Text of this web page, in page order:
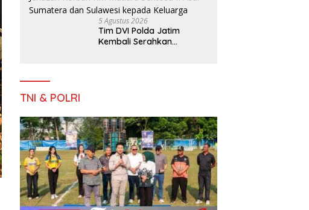
5 Agustus 2026
Tim DVI Polda Jatim
Kembali Serahkan
TNI & POLRI